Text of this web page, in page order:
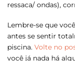
ressaca/ ondas),
Lembre-se que
antes se sentir
piscina. Volte no
você já nada há